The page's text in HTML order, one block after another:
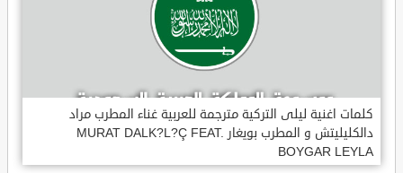
كلمات اغنية ليلى التركية مترجمة للعربية غناء المطرب مراد
دالكليليتش و المطرب بويغار MURAT DALK?L?Ç FEAT.
BOYGAR LEYLA